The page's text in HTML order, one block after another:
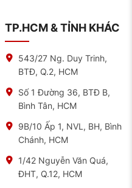
– Nâng Tầm An Toàn
viên kim cương – vừa
giúp cải thiện hiệu quả
20% so với nhiều loại
Rheinland (Đức), UC6
TP.HCM & TỈNH KHÁC
543/27 Ng. Duy Trinh,
BTĐ, Q.2, HCM
Số 1 Đường 36, BTĐ B,
Bình Tân, HCM
9B/10 Ấp 1, NVL, BH, Bình
Chánh, HCM
1/42 Nguyễn Văn Quá,
ĐHT, Q.12, HCM